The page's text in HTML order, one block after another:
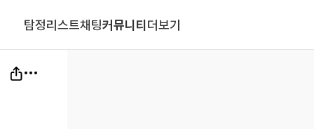
탐정리스트채팅커뮤니티더보기